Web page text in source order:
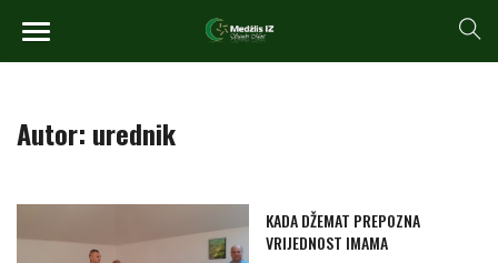
Autor: urednik
KADA DŽEMAT PREPOZNA
VRIJEDNOST IMAMA